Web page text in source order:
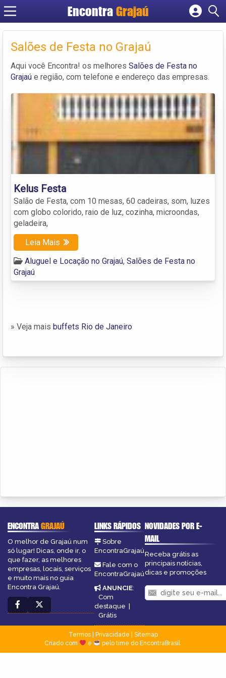
Encontra Grajaú
Cadastrar empresa
Criar conta
Salões de Festa no Grajaú
Aqui você Encontra! os melhores Salões de Festa no
Grajaú e região, com telefone e endereço das empresas.
Kelus Festa
Salão de Festa, com 10 mesas, 60 cadeiras, som, luzes
com globo colorido, raio de luz, cozinha, microondas,
geladeira,
Leia Mais
Aluguel e Locação no Grajaú, Salões de Festa no
Grajaú
» Veja mais buffets Rio de Janeiro
ENCONTRAGRAJAÚ
O melhor de Grajaú num
só lugar! Dicas, onde ir, o
que fazer, as melhores
empresas, locais, serviços
e muito mais no guia
Encontra Grajaú.
LINKS RÁPIDOS
Sobre
EncontraGrajaú
Fale com o
EncontraGrajaú
ANUNCIE:
Com
destaque |
Grátis
NOVIDADES POR E-
MAIL
Receba grátis as
principais notícias,
dicas e promoções
Termos| Privacidade
Sitemap
Criado com
e pelo time do EncontraBrasil